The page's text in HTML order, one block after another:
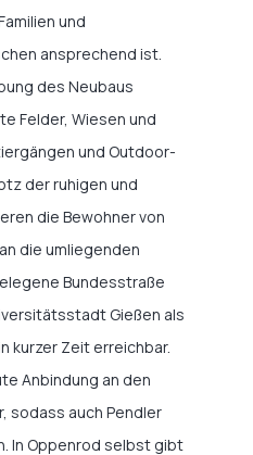
und
ansprechend ist.
des Neubaus
Felder, Wiesen und
und Outdoor-
der ruhigen und
die Bewohner von
die umliegenden
Bundesstraße
Gießen als
kurzer Zeit erreichbar.
Anbindung an den
sodass auch Pendler
In Oppenrod selbst gibt